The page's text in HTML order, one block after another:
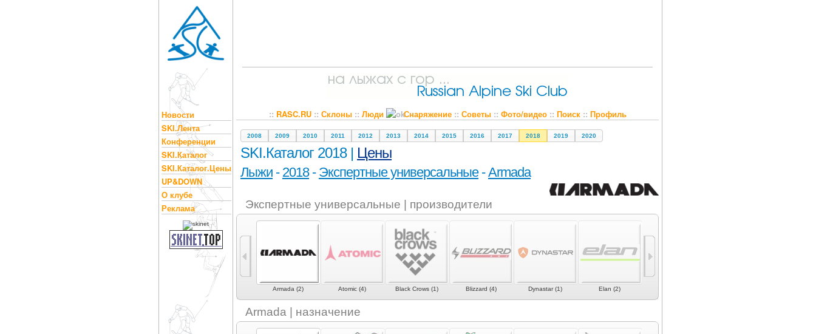
Новости
SKI.Лента
Конференции
SKI.Каталог
SKI.Каталог.Цены
UP&DOWN
О клубе
Реклама
:: RASC.RU:: Склоны:: Люди Снаряжение:: Советы:: Фото/видео:: Поиск:: Профиль
2008 2009 2010 2011 2012 2013 2014 2015 2016 2017 2018 2019 2020
SKI.Каталог 2018 | Цены
Лыжи - 2018- Экспертные универсальные-Armada
Экспертные универсальные | производители
Amplid (1) Armada (2) Atomic (4) Black Crows (1) Blizzard (4) Dynastar (1) Elan (2)
Armada | назначение